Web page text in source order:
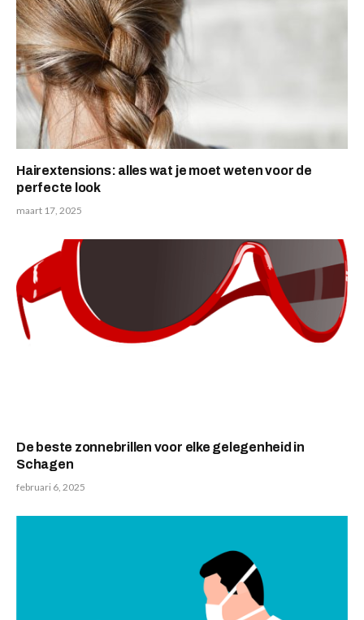
Hairextensions: alles wat je moet weten voor de
perfecte look
maart 17, 2025
De beste zonnebrillen voor elke gelegenheid in
Schagen
februari 6, 2025